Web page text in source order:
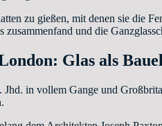
zu gießen, mit denen sie die
zusammenfand und die
Glas als
in vollem Gange und